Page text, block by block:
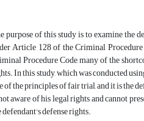
purpose of this study is to examine the
Article 128 of the Criminal Procedure
Procedure Code, many of the
In this study, which was conducted
of the principles of fair trial, and it is the
aware of his legal rights and cannot
defendant's defense rights.